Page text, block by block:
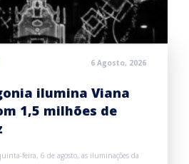
6 Agosto, 2026
ilumina Viana
1,5 milhões de
feira, 6 de agosto, as iluminações da